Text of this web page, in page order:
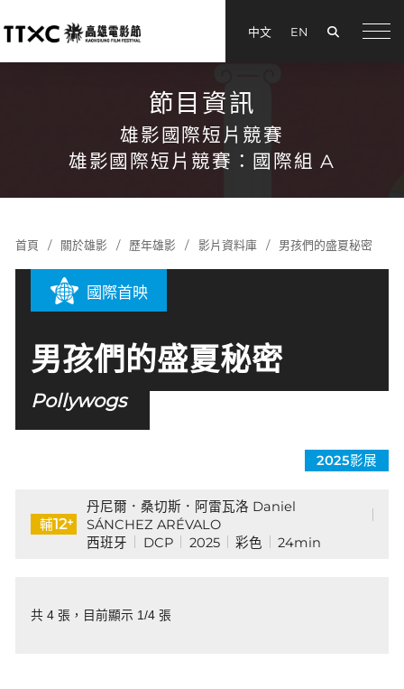
中文 EN
節目資訊
雄影國際短片競賽
雄影國際短片競賽：國際組 A
首頁 關於雄影 歷年雄影 影片資料庫 男孩們的盛夏秘密
國際首映
男孩們的盛夏秘密
Pollywogs
2025影展
輔12+
丹尼爾．桑切斯．阿雷瓦洛 Daniel
SÁNCHEZ ARÉVALO
西班牙
DCP 2025 彩色 24min
共 4 張，目前顯示 1/4 張